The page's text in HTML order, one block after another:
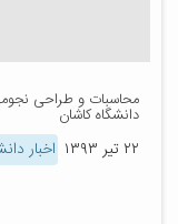
محاسبات و طراحی
دانشگاه کاشان
۲۲ تیر ۱۳۹۳ اخبار